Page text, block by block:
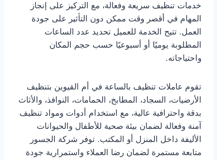
خدمات تنظيف سريعة وفعالة، مع التركيز على إنجاز
المهام في أقصر وقت ممكن دون التأثير على جودة
العمل. تتيح الخدمة للعميل تحديد عدد الساعات
المطلوبة يوميًا أو أسبوعيًا حسب حجم المكان
واحتياجاته.
تقوم عاملات تنظيف بالساعة في أم القيوين بتنظيف
الأرضيات، السجاد، المطابخ، الحمامات، النوافذ، والأثاث
بدقة واحترافية عالية، مع استخدام أدوات ومواد تنظيف
آمنة وفعالة لضمان بيئة صحية للأطفال والحيوانات
الأليفة داخل المنزل أو المكتب. توفر شركة الجسور
متابعة مستمرة لضمان رضا العملاء واستمرارية جودة